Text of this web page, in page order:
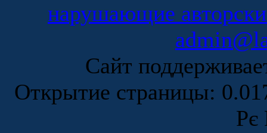
нарушающие
Сайт
Открытие страницы:
Рє